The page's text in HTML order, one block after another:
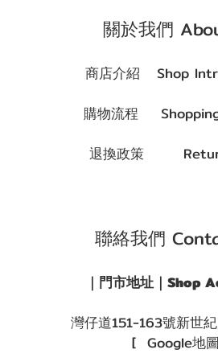
關於我們
商店介紹 Shop
購物流程
退換政策
聯絡我們
｜門市地址｜Shop
灣仔道151-163號新世
[ Google地